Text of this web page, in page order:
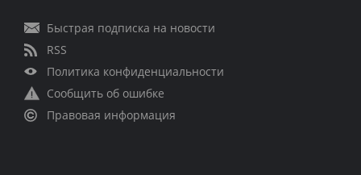
Быстрая подписка на новости
RSS
Политика конфиденциальности
Сообщить об ошибке
Правовая информация